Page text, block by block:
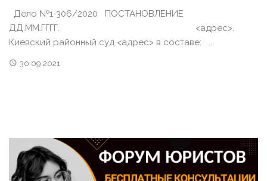
Дело №1-306/2020 ПОСТАНОВЛЕНИЕ
ДД.ММ.ГГГГ. <адрес>.
Киевский районный суд <адрес> в составе: ...
30.09.2021